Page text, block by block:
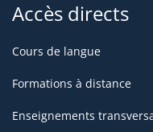
Accès directs
Cours de langue
Formations à distance
Enseignements